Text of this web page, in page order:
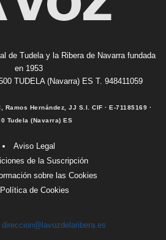
de Tudela y la Ribera de Navarra fundada
en 1953
TUDELA (Navarra) ES T. 948411059
Hernández, JJ S.I. CIF · E-71185169 ·
Tudela (Navarra) ES
Aviso Legal
de la Suscripción
sobre las Cookies
Política de Cookies
direccion@lavozdelaribera.es